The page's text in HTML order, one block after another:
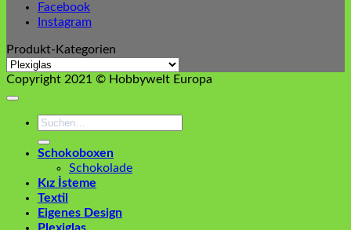
Facebook
Instagram
Produkt-Kategorien
Copyright 2021 © Hobbywelt Europa
Suchen
Schokoboxen
Schokolade
Kız İsteme
Textil
Eigenes Design